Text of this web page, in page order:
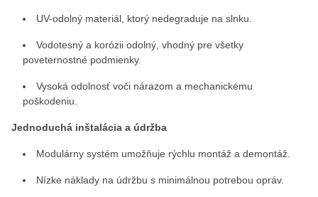
UV-odolný materiál, ktorý nedegraduje na slnku.
Vodotesný a korózii odolný, vhodný pre všetky
poveternostné podmienky.
Vysoká odolnosť voči nárazom a mechanickému
poškodeniu.
Jednoduchá inštalácia a údržba
Modulárny systém umožňuje rýchlu montáž a demontáž.
Nízke náklady na údržbu s minimálnou potrebou opráv.